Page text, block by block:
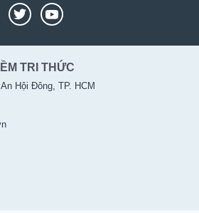
TRI THỨC
Hội Đông, TP. HCM